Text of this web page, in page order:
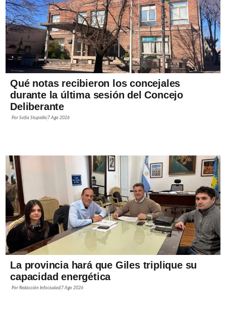
Qué notas recibieron los concejales
durante la última sesión del Concejo
Deliberante
PorSofía Stupiello 7 Ago 2026
La provincia hará que Giles triplique su
capacidad energética
PorRedacción Infociudad 7 Ago 2026